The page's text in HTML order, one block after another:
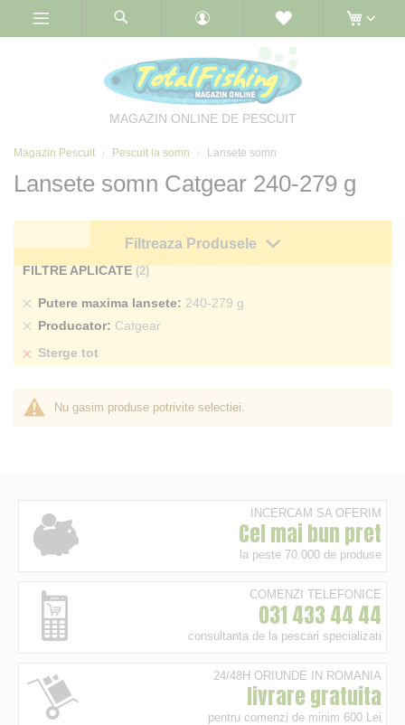
MAGAZIN ONLINE DE PESCUIT
Magazin Pescuit Pescuit la somn Lansete somn
Lansete somn Catgear 240-279 g
Nu gasim produse potrivite selectiei.
Filtreaza Produsele
FILTRE APLICATE
Putere maxima lansete 240-279 g
Sterge
produs
Producator Catgear
Sterge
Sterge tot
INCERCAM SA OFERIM
Cel mai bun pret
la peste 70.000 de produse
COMENZI TELEFONICE
031 433 44 44
consultanta de la pescari specializati
24/48H ORIUNDE IN ROMANIA
livrare gratuita
pentru comenzi de minim 600 Lei